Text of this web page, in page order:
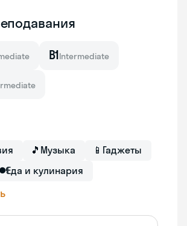
B1Intermediate
🎵 Музыка 📱 Гаджеты
Еда и кулинария